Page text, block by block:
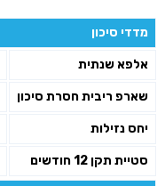
מדדי סיכון
אלפא שנתית
שארפ ריבית חסרת סיכון
יחס נזילות
סטיית תקן 12 חודשים